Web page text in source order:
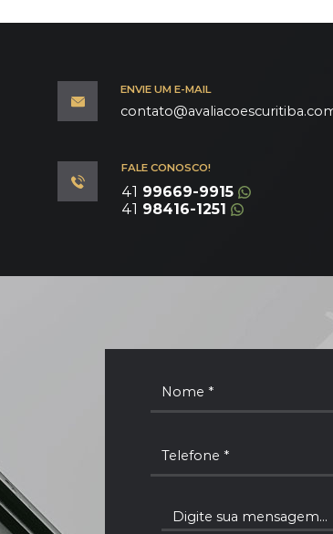
ENVIE UM E-MAIL
FALE CONOSCO!
41 99669-9915
41 98416-1251